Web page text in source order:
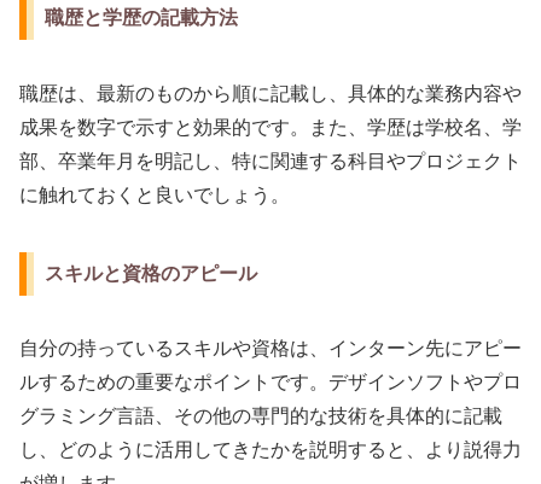
職歴と学歴の記載方法
職歴は、最新のものから順に記載し、具体的な業務内容や
成果を数字で示すと効果的です。また、学歴は学校名、学
部、卒業年月を明記し、特に関連する科目やプロジェクト
に触れておくと良いでしょう。
スキルと資格のアピール
自分の持っているスキルや資格は、インターン先にアピー
ルするための重要なポイントです。デザインソフトやプロ
グラミング言語、その他の専門的な技術を具体的に記載
し、どのように活用してきたかを説明すると、より説得力